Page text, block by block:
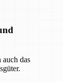
auch das